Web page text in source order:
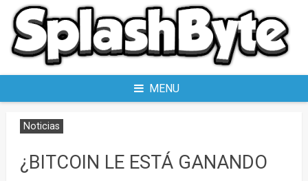
Skip
content
MENU
Noticias
¿BITCOIN LE ESTÁ GANANDO